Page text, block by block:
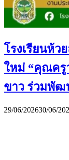
โรงเรียนห้ว
ใหม่ “คุณครู
ขาว ร่วมพั
29/06/202630/06/